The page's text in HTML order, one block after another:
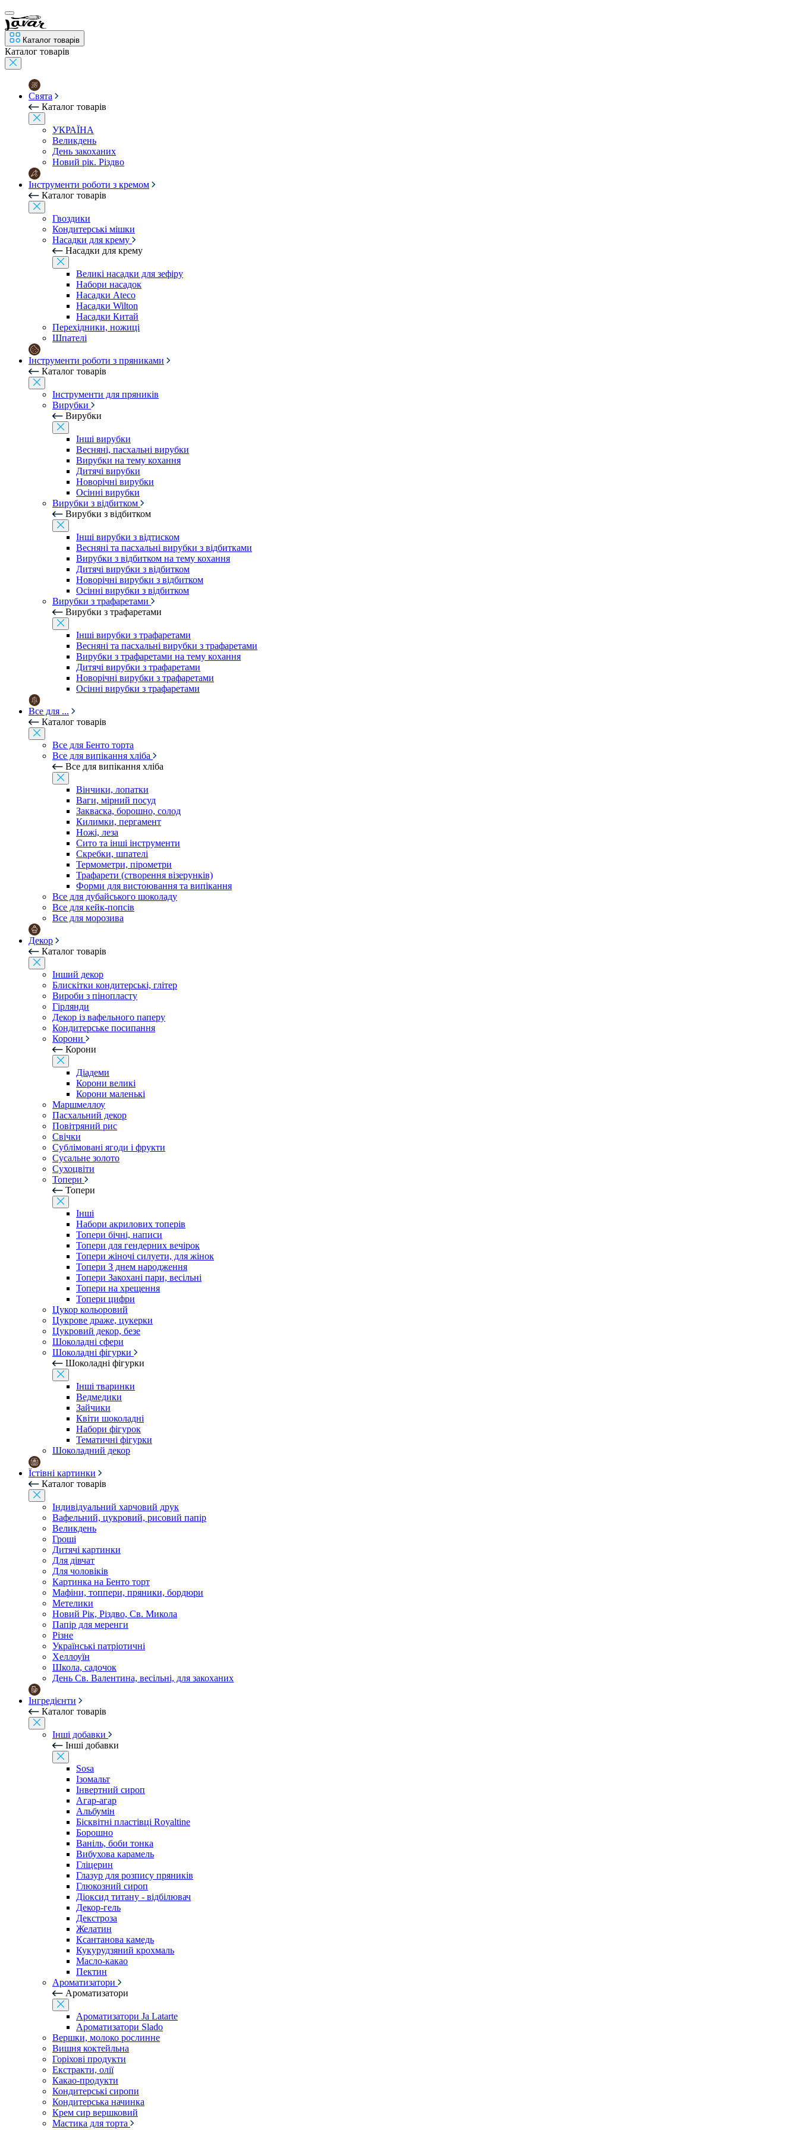
Каталог товарів
Каталог товарів
Свята
Каталог товарів
УКРАЇНА
Великдень
День закоханих
Новий рік. Різдво
Інструменти роботи з кремом
Каталог товарів
Гвоздики
Кондитерські мішки
Насадки для крему
Насадки для крему
Великі насадки для зефіру
Набори насадок
Насадки Ateco
Насадки Wilton
Насадки Китай
Перехідники, ножиці
Шпателі
Інструменти роботи з пряниками
Каталог товарів
Інструменти для пряників
Вирубки
Вирубки
Інші вирубки
Весняні, пасхальні вирубки
Вирубки на тему кохання
Дитячі вирубки
Новорічні вирубки
Осінні вирубки
Вирубки з відбитком
Вирубки з відбитком
Інші вирубки з відтиском
Весняні та пасхальні вирубки з відбитками
Вирубки з відбитком на тему кохання
Дитячі вирубки з відбитком
Новорічні вирубки з відбитком
Осінні вирубки з відбитком
Вирубки з трафаретами
Вирубки з трафаретами
Інші вирубки з трафаретами
Весняні та пасхальні вирубки з трафаретами
Вирубки з трафаретами на тему кохання
Дитячі вирубки з трафаретами
Новорічні вирубки з трафаретами
Осінні вирубки з трафаретами
Все для ...
Каталог товарів
Все для Бенто торта
Все для випікання хліба
Все для випікання хліба
Вінчики, лопатки
Ваги, мірний посуд
Закваска, борошно, солод
Килимки, пергамент
Ножі, леза
Сито та інші інструменти
Скребки, шпателі
Термометри, пірометри
Трафарети (створення візерунків)
Форми для вистоювання та випікання
Все для дубайського шоколаду
Все для кейк-попсів
Все для морозива
Декор
Каталог товарів
Інший декор
Блискітки кондитерські, глітер
Вироби з пінопласту
Гірлянди
Декор із вафельного паперу
Кондитерське посипання
Корони
Корони
Діадеми
Корони великі
Корони маленькі
Маршмеллоу
Пасхальний декор
Повітряний рис
Свічки
Сублімовані ягоди і фрукти
Сусальне золото
Сухоцвіти
Топери
Топери
Інші
Набори акрилових топерів
Топери бічні, написи
Топери для гендерних вечірок
Топери жіночі силуети, для жінок
Топери З днем ​​народження
Топери Закохані пари, весільні
Топери на хрещення
Топери цифри
Цукор кольоровий
Цукрове драже, цукерки
Цукровий декор, безе
Шоколадні сфери
Шоколадні фігурки
Шоколадні фігурки
Інші тваринки
Ведмедики
Зайчики
Квіти шоколадні
Набори фігурок
Тематичні фігурки
Шоколадний декор
Їстівні картинки
Каталог товарів
Індивідуальний харчовий друк
Вафельний, цукровий, рисовий папір
Великдень
Гроші
Дитячі картинки
Для дівчат
Для чоловіків
Картинка на Бенто торт
Мафіни, топпери, пряники, бордюри
Метелики
Новий Рік, Різдво, Св. Микола
Папір для меренги
Різне
Українські патріотичні
Хеллоуїн
Школа, садочок
День Св. Валентина, весільні, для закоханих
Інгредієнти
Каталог товарів
Інші добавки
Інші добавки
Sosa
Ізомальт
Інвертний сироп
Агар-агар
Альбумін
Бісквітні пластівці Royaltine
Борошно
Ваніль, боби тонка
Вибухова карамель
Гліцерин
Глазур для розпису пряників
Глюкозний сироп
Діоксид титану - відбілювач
Декор-гель
Декстроза
Желатин
Ксантанова камедь
Кукурудзяний крохмаль
Масло-какао
Пектин
Ароматизатори
Ароматизатори
Ароматизатори Ja Latarte
Ароматизатори Slado
Вершки, молоко рослинне
Вишня коктейльна
Горіхові продукти
Екстракти, олії
Какао-продукти
Кондитерські сиропи
Кондитерська начинка
Крем сир вершковий
Мастика для торта